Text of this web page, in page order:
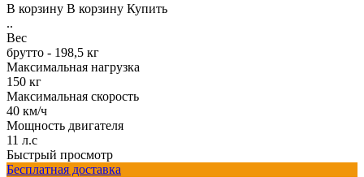
В корзину В корзину Купить
..
Вес
брутто - 198,5 кг
Максимальная нагрузка
150 кг
Максимальная скорость
40 км/ч
Мощность двигателя
11 л.с
Быстрый просмотр
Бесплатная доставка